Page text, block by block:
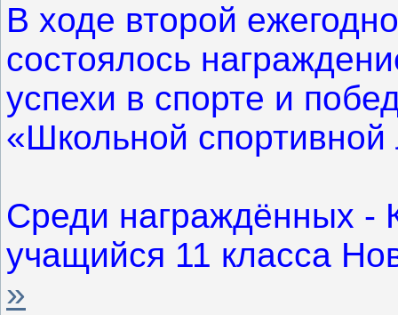
В ходе второй
состоялось
успехи в спорте и
«Школьной спортивной
Среди награждённых -
учащийся 11 класса
»